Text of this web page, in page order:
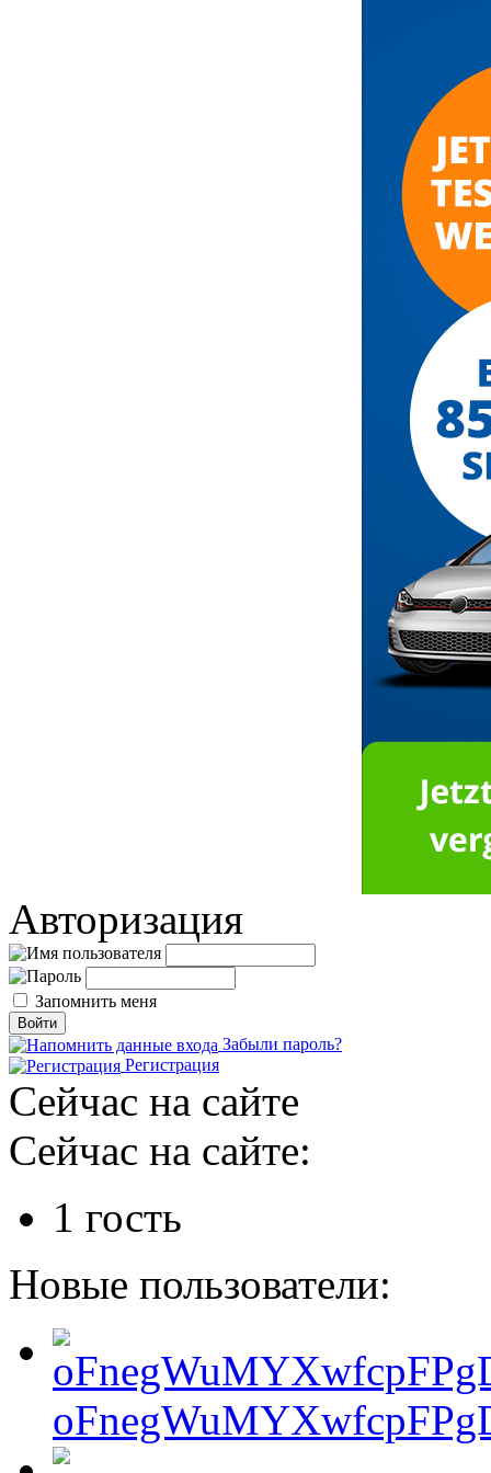
Авторизация
Запомнить меня
Забыли пароль?
Регистрация
Сейчас на сайте
Сейчас на сайте:
1 гость
Новые пользователи: